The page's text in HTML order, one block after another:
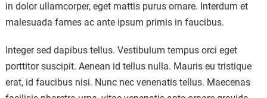
in dolor ullamcorper, eget mattis purus ornare. Interdum et
malesuada fames ac ante ipsum primis in faucibus.
Integer sed dapibus tellus. Vestibulum tempus orci eget
porttitor suscipit. Aenean id tellus nulla. Mauris eu tristique
erat, id faucibus nisi. Nunc nec venenatis tellus. Maecenas